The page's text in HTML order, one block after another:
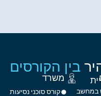
בין הקורסים
במחשב
משרד
קורס סוכני נסיעות